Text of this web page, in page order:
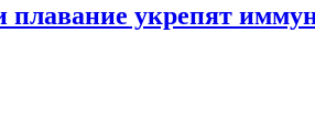
укрепят